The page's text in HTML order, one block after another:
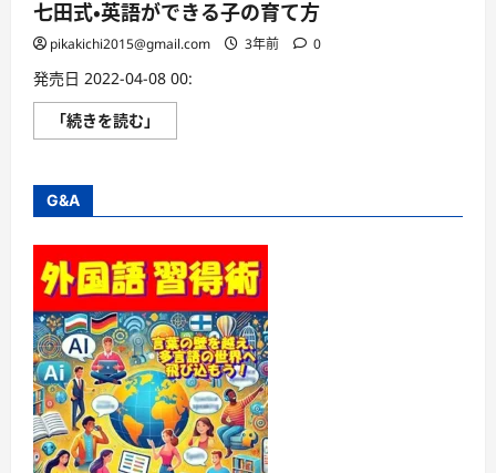
七田式・英語ができる子の育て方
pikakichi2015@gmail.com 3年前 0
発売日 2022-04-08 00:
「続きを読む」
田
で
る
子
の
育
て
方
に
つ
い
て
さ
ら
に
読
む
G&A